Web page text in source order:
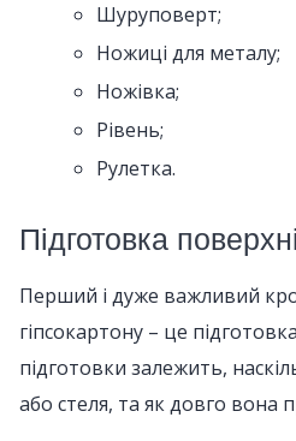
Шуруповерт;
Ножиці для металу;
Ножівка;
Рівень;
Рулетка.
Підготовка поверхні
Перший і дуже важливий
гіпсокартону – це
підготовки залежить,
або стеля, та як довго вона